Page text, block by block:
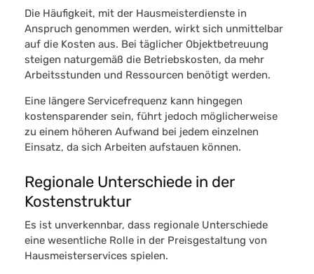
Die Häufigkeit, mit der Hausmeisterdienste in
Anspruch genommen werden, wirkt sich unmittelbar
auf die Kosten aus. Bei täglicher Objektbetreuung
steigen naturgemäß die Betriebskosten, da mehr
Arbeitsstunden und Ressourcen benötigt werden.
Eine längere Servicefrequenz kann hingegen
kostensparender sein, führt jedoch möglicherweise
zu einem höheren Aufwand bei jedem einzelnen
Einsatz, da sich Arbeiten aufstauen können.
Regionale Unterschiede in der
Kostenstruktur
Es ist unverkennbar, dass regionale Unterschiede
eine wesentliche Rolle in der Preisgestaltung von
Hausmeisterservices spielen.